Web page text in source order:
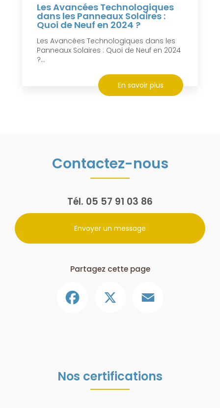
Les Avancées Technologiques
dans les Panneaux Solaires :
Quoi de Neuf en 2024 ?
Les Avancées Technologiques dans les
Panneaux Solaires : Quoi de Neuf en 2024
?...
En savoir plus
Contactez-nous
Tél. 05 57 91 03 86
Envoyer un message
Partagez cette page
Nos certifications